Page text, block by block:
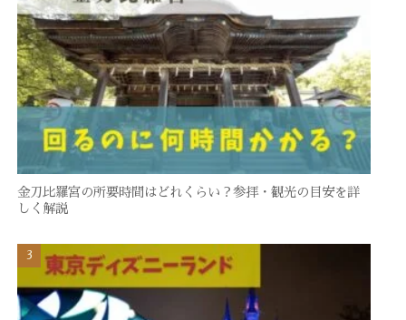
金刀比羅宮の所要時間はどれくらい？参拝・観光の目安を詳
しく解説